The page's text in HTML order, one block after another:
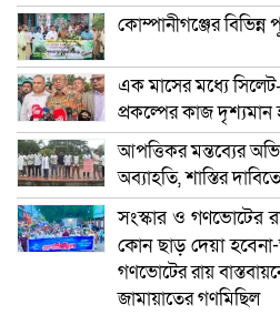
কোম্পানীগঞ্জের
এক মাসের মধ্যে
প্রকল্পের কাজ দৃশ্যমান
আপত্তিকর মন্তব্যের
অব্যাহতি, শাস্তির
সংস্কার ও গণভোটের
কোন ছাড় দেয়া
গণভোটের রায়
জামায়াতের গণমিছিল